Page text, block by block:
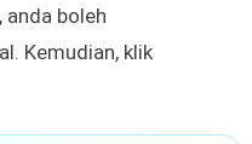
boleh
Kemudian, klik